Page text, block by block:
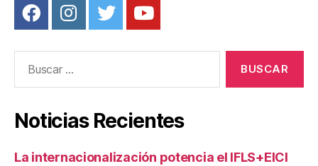
Noticias Recientes
La internacionalización potencia el IFLS+EICI